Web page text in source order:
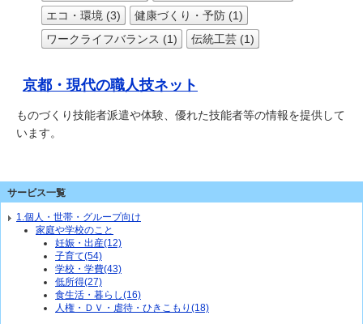
エコ・環境 (3)
健康づくり・予防 (1)
ワークライフバランス (1)
伝統工芸 (1)
京都・現代の職人技ネット
ものづくり技能者派遣や体験、優れた技能者等の情報を提供して
います。
サービス一覧
1.個人・世帯・グループ向け
家庭や学校のこと
妊娠・出産(12)
子育て(54)
学校・学費(43)
低所得(27)
食生活・暮らし(16)
人権・ＤＶ・虐待・ひきこもり(18)